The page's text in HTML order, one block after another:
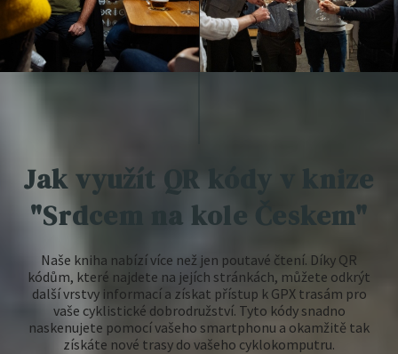
Jak využít QR kódy v knize
"Srdcem na kole Českem"
Naše kniha nabízí více než jen poutavé čtení. Díky QR
kódům, které najdete na jejích stránkách, můžete odkrýt
další vrstvy informací a získat přístup k GPX trasám pro
vaše cyklistické dobrodružství. Tyto kódy snadno
naskenujete pomocí vašeho smartphonu a okamžitě tak
získáte nové trasy do vašeho cyklokomputru.